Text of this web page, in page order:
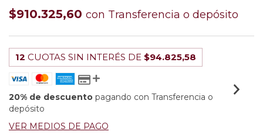
$910.325,60 con Transferencia o depósito
12 CUOTAS SIN INTERÉS DE $94.825,58
20% de descuento pagando con Transferencia o
depósito
VER MEDIOS DE PAGO